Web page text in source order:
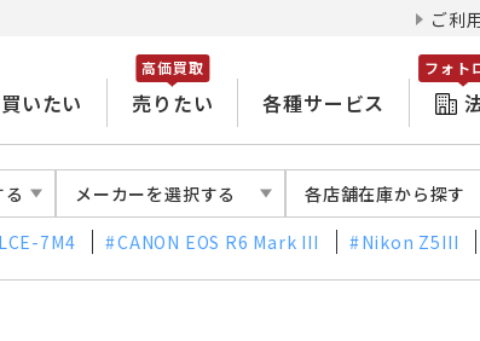
ご利
買いたい 売りたい
高価買取
各種サービス
フォト
メーカーを選択する 各店舗在庫から探す
7M4 CANON EOS R6 Mark III Nikon Z5III